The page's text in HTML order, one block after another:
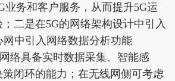
业务和客户服务，从而提升5G运
二是在5G的网络架构设计中引入
中引入网络数据分析功能
络具备实时数据采集、智能感
闭环的能力；在无线网侧可考虑